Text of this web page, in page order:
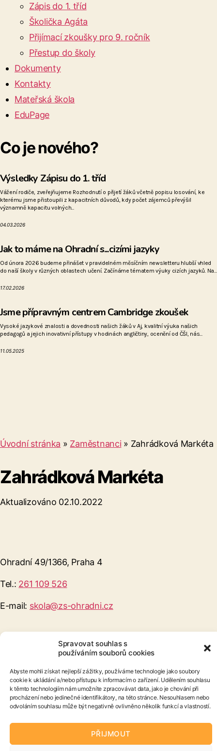
Spravovat souhlas s
používáním souborů cookies
Abyste mohli získat nejlepší zážitky, používáme technologie jako soubory
cookie k ukládání a/nebo přístupu k informacím o zařízení. Udělením souhlasu
k těmto technologiím nám umožníte zpracovávat data, jako je chování při
procházení nebo jedinečné identifikátory, na této stránce. Nesouhlasem nebo
odvoláním souhlasu může být negativně ovlivněno několik funkcí a vlastností.
PŘIJMOUT
Zápis do 1. tříd
Školička Agáta
Přijímací zkoušky pro 9. ročník
Přestup do školy
Dokumenty
Kontakty
Mateřská škola
EduPage
Co je nového?
Výsledky Zápisu do 1. tříd
Vážení rodiče, zveřejňujeme Rozhodnutí o přijetí žáků včetně popisu losování, ke
kterému jsme přistoupili z kapacitních důvodů, kdy počet zájemců převýšil
významně kapacitu volných...
04.03.2026
Jak to máme na Ohradní s...cizími jazyky
Od února 2026 budeme přinášet v pravidelném měsíčním newsletteru hlubší vhled
do naší školy v různých oblastech učení. Začínáme tématem výuky cizích jazyků. Na...
17.02.2026
Jsme přípravným centrem Cambridge zkoušek
Vysoké jazykové znalosti a dovednosti našich žáků v Aj, kvalitní výuka našich
pedagogů a jejich inovativní přístupy v hodinách angličtiny, ocenění od ČŠI, nás...
11.05.2025
Úvodní stránka » Zaměstnanci » Zahrádková Markéta
Zahrádková Markéta
Aktualizováno 02.10.2022
Ohradní 49/1366, Praha 4
Tel.: 261 109 526
E-mail: skola@zs-ohradni.cz
© ZŠ Ohradní s.r.o. Všechna práva vyhrazena
Ochrana soukromí